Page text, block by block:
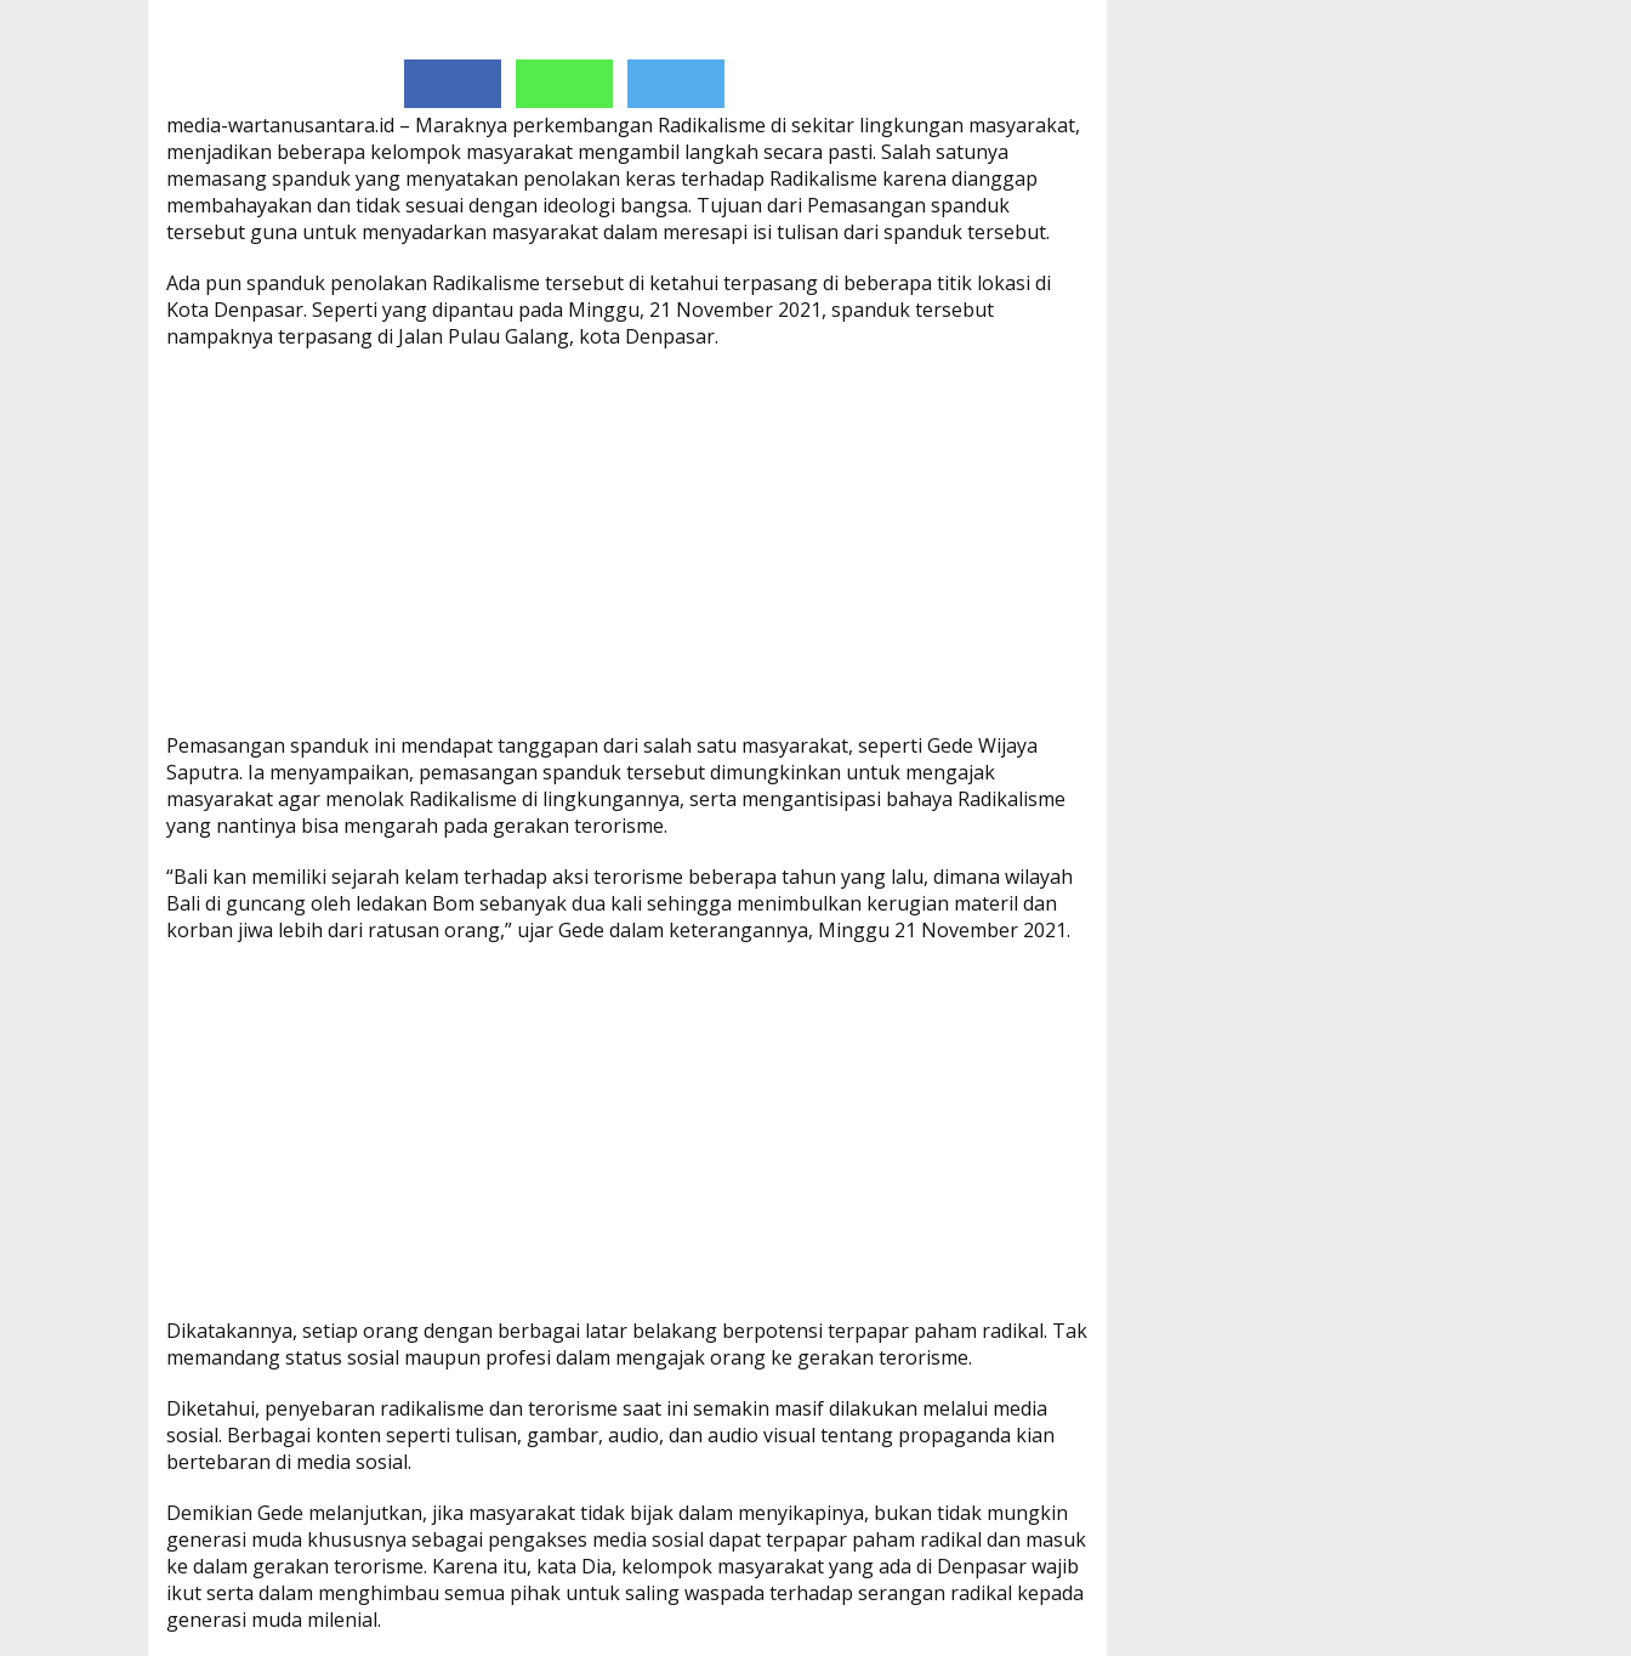
media-wartanusantara.id – Maraknya perkembangan Radikalisme di sekitar lingkungan masyarakat,
menjadikan beberapa kelompok masyarakat mengambil langkah secara pasti. Salah satunya
memasang spanduk yang menyatakan penolakan keras terhadap Radikalisme karena dianggap
membahayakan dan tidak sesuai dengan ideologi bangsa. Tujuan dari Pemasangan spanduk
tersebut guna untuk menyadarkan masyarakat dalam meresapi isi tulisan dari spanduk tersebut.
Ada pun spanduk penolakan Radikalisme tersebut di ketahui terpasang di beberapa titik lokasi di
Kota Denpasar. Seperti yang dipantau pada Minggu, 21 November 2021, spanduk tersebut
nampaknya terpasang di Jalan Pulau Galang, kota Denpasar.
Pemasangan spanduk ini mendapat tanggapan dari salah satu masyarakat, seperti Gede Wijaya
Saputra. Ia menyampaikan, pemasangan spanduk tersebut dimungkinkan untuk mengajak
masyarakat agar menolak Radikalisme di lingkungannya, serta mengantisipasi bahaya Radikalisme
yang nantinya bisa mengarah pada gerakan terorisme.
“Bali kan memiliki sejarah kelam terhadap aksi terorisme beberapa tahun yang lalu, dimana wilayah
Bali di guncang oleh ledakan Bom sebanyak dua kali sehingga menimbulkan kerugian materil dan
korban jiwa lebih dari ratusan orang,” ujar Gede dalam keterangannya, Minggu 21 November 2021.
Dikatakannya, setiap orang dengan berbagai latar belakang berpotensi terpapar paham radikal. Tak
memandang status sosial maupun profesi dalam mengajak orang ke gerakan terorisme.
Diketahui, penyebaran radikalisme dan terorisme saat ini semakin masif dilakukan melalui media
sosial. Berbagai konten seperti tulisan, gambar, audio, dan audio visual tentang propaganda kian
bertebaran di media sosial.
Demikian Gede melanjutkan, jika masyarakat tidak bijak dalam menyikapinya, bukan tidak mungkin
generasi muda khususnya sebagai pengakses media sosial dapat terpapar paham radikal dan masuk
ke dalam gerakan terorisme. Karena itu, kata Dia, kelompok masyarakat yang ada di Denpasar wajib
ikut serta dalam menghimbau semua pihak untuk saling waspada terhadap serangan radikal kepada
generasi muda milenial.